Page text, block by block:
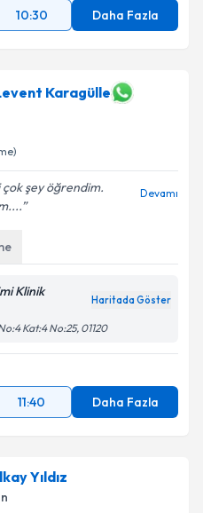
10:30 Daha Fazla
Karagülle
çok şey öğrendim.
Devamı
Klinik
Haritada Göster
Kat:4 No:25, 01120
11:40 Daha Fazla
Yıldız